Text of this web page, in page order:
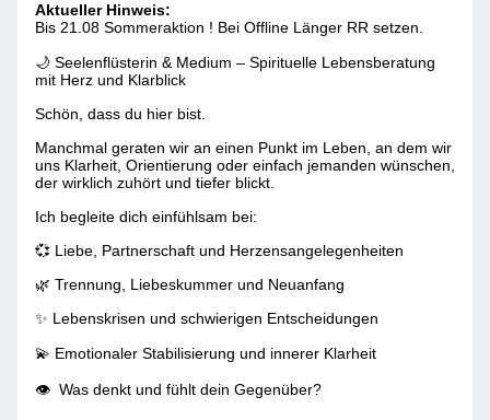
Aktueller Hinweis:
Bis 21.08 Sommeraktion ! Bei Offline Länger RR setzen.
🌙 Seelenflüsterin & Medium – Spirituelle Lebensberatung
mit Herz und Klarblick
Schön, dass du hier bist.
Manchmal geraten wir an einen Punkt im Leben, an dem wir
uns Klarheit, Orientierung oder einfach jemanden wünschen,
der wirklich zuhört und tiefer blickt.
Ich begleite dich einfühlsam bei:
💞 Liebe, Partnerschaft und Herzensangelegenheiten
🌿 Trennung, Liebeskummer und Neuanfang
✨ Lebenskrisen und schwierigen Entscheidungen
💫 Emotionaler Stabilisierung und innerer Klarheit
👁 ️ Was denkt und fühlt dein Gegenüber?